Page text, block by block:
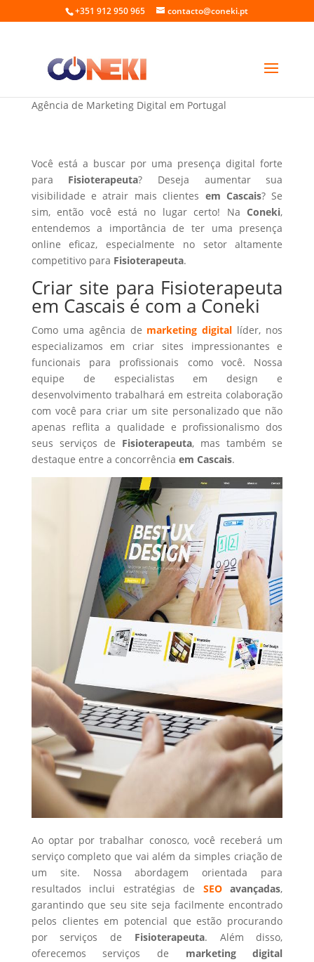
+351 912 950 965 contacto@coneki.pt
Criar site para Fisioterapeuta em Cascais
Agência de Marketing Digital em Portugal
Você está a buscar por uma presença digital forte
para Fisioterapeuta? Deseja aumentar sua
visibilidade e atrair mais clientes em Cascais? Se
sim, então você está no lugar certo! NaConeki,
entendemos a importância de ter uma presença
online eficaz, especialmente no setor altamente
competitivo para Fisioterapeuta.
Criar site para Fisioterapeuta
em Cascais é com a Coneki
Como uma agência de marketing digital líder, nos
especializamos em criar sites impressionantes e
funcionais para profissionais como você. Nossa
equipe de especialistas em design e
desenvolvimento trabalhará em estreita colaboração
com você para criar um site personalizado que não
apenas reflita a qualidade e profissionalismo dos
seus serviços de Fisioterapeuta, mas também se
destaque entre a concorrência em Cascais.
Ao optar por trabalhar conosco, você receberá um
serviço completo que vai além da simples criação de
um site. Nossa abordagem orientada para
resultados inclui estratégias de SEOavançadas,
garantindo que seu site seja facilmente encontrado
pelos clientes em potencial que estão procurando
por serviços de Fisioterapeuta. Além disso,
oferecemos serviços de marketing digital